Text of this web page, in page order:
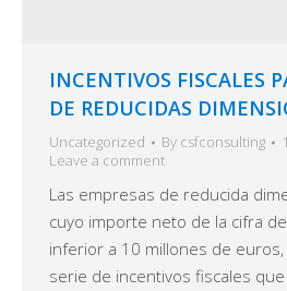
INCENTIVOS FISCALES
DE REDUCIDAS
Uncategorized By csfconsulting
Leave a comment
Las empresas de reducida
cuyo importe neto de la cifra
inferior a 10 millones de
serie de incentivos fiscales